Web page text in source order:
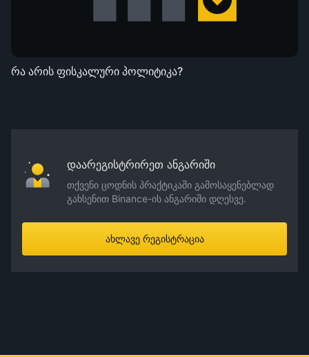
რა არის ფისკალური პოლიტიკა?
დაარეგისტრირეთ ანგარიში
თქვენი ცოდნის პრაქტიკაში გამოსაყენებლად
გახსენით Binance-ის ანგარიში დღესვე.
ახლავე რეგისტრაცია